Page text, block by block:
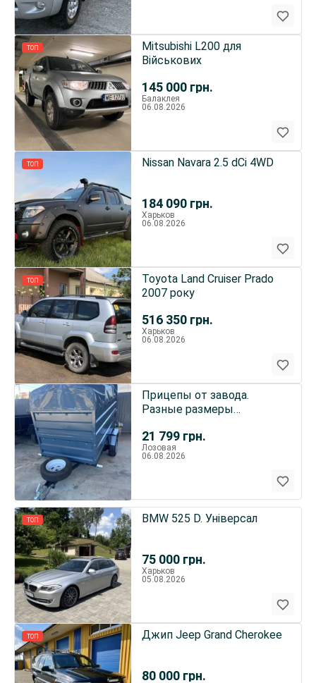
ТОП
145 000 грн.
Mitsubishi L200 для
Військових
Балаклея
06.08.2026
ТОП
184 090 грн.
Nissan Navara 2.5 dCi 4WD
Харьков
06.08.2026
ТОП
516 350 грн.
Toyota Land Cruiser Prado
2007 року
Харьков
06.08.2026
21 799 грн.
Прицепы от завода.
Разные размеры
Лозовая
06.08.2026
ТОП
75 000 грн.
BMW 525 D. Універсал
Харьков
05.08.2026
ТОП
80 000 грн.
Джип Jeep Grand Cherokee